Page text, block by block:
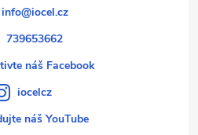
info@iocel.cz
739653662
náš Facebook
iocelcz
náš YouTube